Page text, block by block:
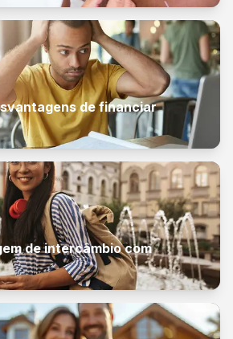
de financiar
de intercâmbio com